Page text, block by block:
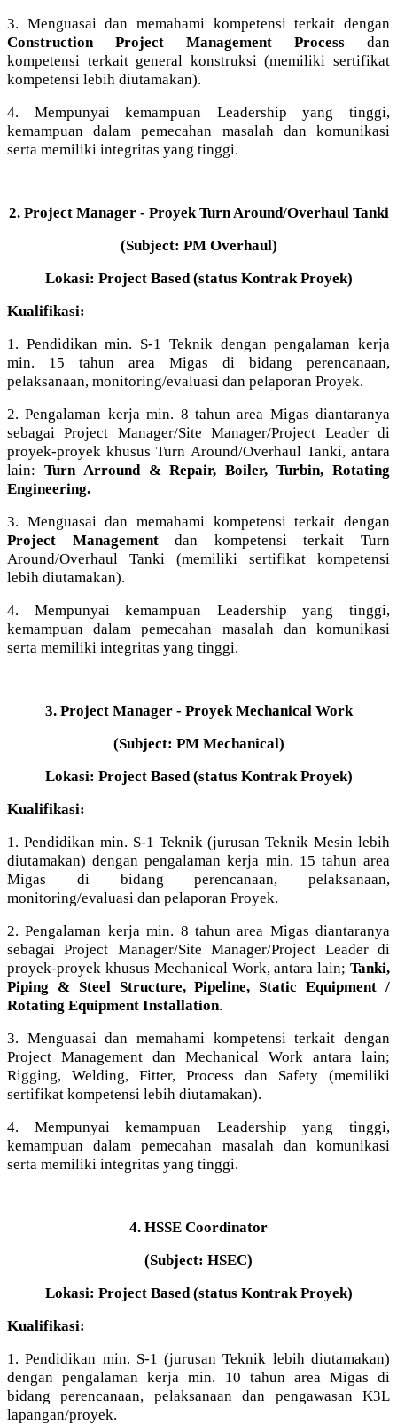
3. Menguasai dan memahami kompetensi terkait dengan
Construction Project Management
Process dan
kompetensi terkait general konstruksi (memiliki sertifikat
kompetensi lebih diutamakan).
4. Mempunyai kemampuan Leadership yang tinggi,
kemampuan dalam pemecahan masalah dan komunikasi
serta memiliki integritas yang tinggi.
2. Project Manager - Proyek Turn Around/Overhaul Tanki
(Subject: PM Overhaul)
Lokasi: Project Based (status Kontrak Proyek)
Kualifikasi:
1. Pendidikan min. S-1 Teknik dengan pengalaman kerja
min. 15 tahun area Migas di bidang perencanaan,
pelaksanaan, monitoring/evaluasi dan pelaporan Proyek.
2. Pengalaman kerja min. 8 tahun area Migas diantaranya
sebagai Project Manager/Site Manager/Project Leader di
proyek-proyek khusus Turn Around/Overhaul Tanki, antara
lain: Turn Arround & Repair, Boiler, Turbin, Rotating
Engineering.
3. Menguasai dan memahami kompetensi terkait dengan
Project Managementdan kompetensi terkait Turn
Around/Overhaul Tanki (memiliki sertifikat kompetensi
lebih diutamakan).
4. Mempunyai kemampuan Leadership yang tinggi,
kemampuan dalam pemecahan masalah dan komunikasi
serta memiliki integritas yang tinggi.
3. Project Manager - Proyek Mechanical Work
(Subject: PM Mechanical)
Lokasi: Project Based (status Kontrak Proyek)
Kualifikasi:
1. Pendidikan min. S-1 Teknik (jurusan Teknik Mesin lebih
diutamakan) dengan pengalaman kerja min. 15 tahun area
Migas di bidang perencanaan, pelaksanaan,
monitoring/evaluasi dan pelaporan Proyek.
2. Pengalaman kerja min. 8 tahun area Migas diantaranya
sebagai Project Manager/Site Manager/Project Leader di
proyek-proyek khusus Mechanical Work, antara lain; Tanki,
Piping & Steel Structure, Pipeline, Static Equipment /
Rotating Equipment Installation.
3. Menguasai dan memahami kompetensi terkait dengan
Project Management dan Mechanical Work antara lain;
Rigging, Welding, Fitter, Process dan Safety (memiliki
sertifikat kompetensi lebih diutamakan).
4. Mempunyai kemampuan Leadership yang tinggi,
kemampuan dalam pemecahan masalah dan komunikasi
serta memiliki integritas yang tinggi.
4. HSSE Coordinator
(Subject: HSEC)
Lokasi: Project Based (status Kontrak Proyek)
Kualifikasi:
1. Pendidikan min. S-1 (jurusan Teknik lebih diutamakan)
dengan pengalaman kerja min. 10 tahun area Migas di
bidang perencanaan, pelaksanaan dan pengawasan K3L
lapangan/proyek.